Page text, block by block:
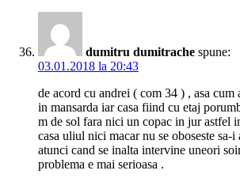
dumitru dumitrache spune:
03.01.2018 la 20:43
de acord cu andrei ( com 34 ) , asa cum
in mansarda iar casa fiind cu etaj
m de sol fara nici un copac in jur astfel
casa uliul nici macar nu se oboseste sa-i
atunci cand se inalta intervine uneori
problema e mai serioasa .